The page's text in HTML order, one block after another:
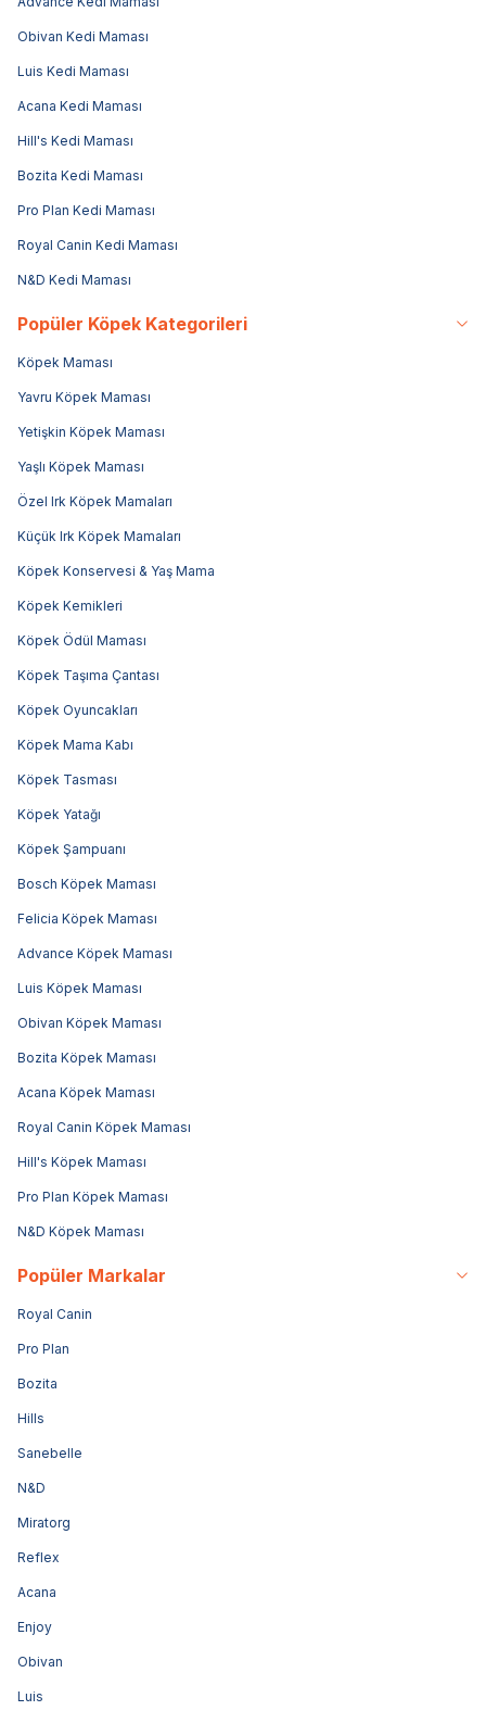
Obivan Kedi Maması
Luis Kedi Maması
Acana Kedi Maması
Hill's Kedi Maması
Bozita Kedi Maması
Pro Plan Kedi Maması
Royal Canin Kedi Maması
N&D Kedi Maması
Popüler Köpek Kategorileri
Köpek Maması
Yavru Köpek Maması
Yetişkin Köpek Maması
Yaşlı Köpek Maması
Özel Irk Köpek Mamaları
Küçük Irk Köpek Mamaları
Köpek Konservesi & Yaş Mama
Köpek Kemikleri
Köpek Ödül Maması
Köpek Taşıma Çantası
Köpek Oyuncakları
Köpek Mama Kabı
Köpek Tasması
Köpek Yatağı
Köpek Şampuanı
Bosch Köpek Maması
Felicia Köpek Maması
Advance Köpek Maması
Luis Köpek Maması
Obivan Köpek Maması
Bozita Köpek Maması
Acana Köpek Maması
Royal Canin Köpek Maması
Hill's Köpek Maması
Pro Plan Köpek Maması
N&D Köpek Maması
Popüler Markalar
Royal Canin
Pro Plan
Bozita
Hills
Sanebelle
N&D
Miratorg
Reflex
Acana
Enjoy
Obivan
Luis